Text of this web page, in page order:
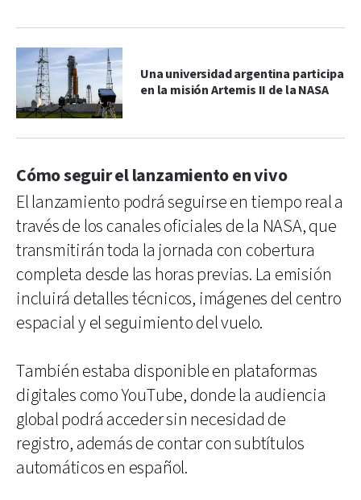
Una universidad argentina participa
en la misión Artemis II de la NASA
Cómo seguir el lanzamiento en vivo
El lanzamiento podrá seguirse en tiempo real a
través de los canales oficiales de la NASA, que
transmitirán toda la jornada con cobertura
completa desde las horas previas. La emisión
incluirá detalles técnicos, imágenes del centro
espacial y el seguimiento del vuelo.
También estaba disponible en plataformas
digitales como YouTube, donde la audiencia
global podrá acceder sin necesidad de
registro, además de contar con subtítulos
automáticos en español.